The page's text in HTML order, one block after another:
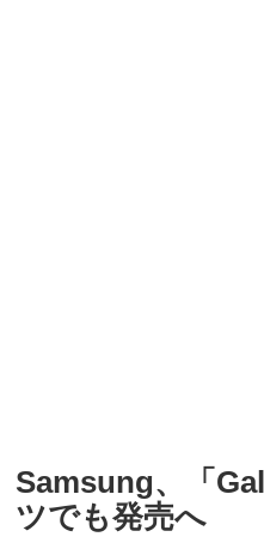
Samsung、「
ツでも発売へ